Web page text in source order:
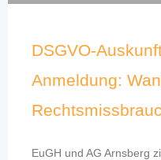
DSGVO-
Anmeldung:
EuGH und AG Arnsberg